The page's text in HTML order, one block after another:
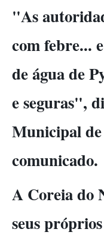
"As
com febre...
de água de
e seguras",
Municipal
comunicado.
A Coreia do
seus